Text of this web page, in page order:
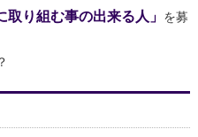
り組む事の出来る人」 を募